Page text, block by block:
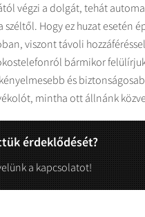
végzi a dolgát, tehát
széltől. Hogy ez huzat esetén
viszont távoli
bármikor
és
mintha ott állnánk
érdeklődését?
a kapcsolatot!